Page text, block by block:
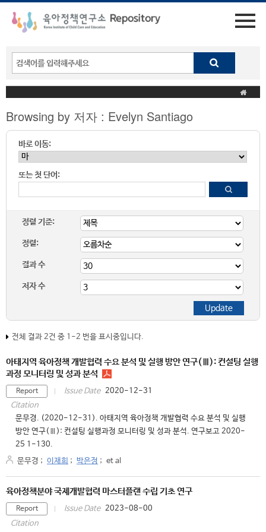
Browsing by 저자 : Evelyn Santiago
바로 이동:
또는 첫 단어:
정렬 기준:
정렬:
결과 수
저자 수
전체 결과 2건 중 1-2 번을 표시중입니다.
아태지역 육아정책 개발협력 수요 분석 및 실행 방안 연구(Ⅲ): 컨설팅 실행
과정 모니터링 및 성과 분석
Report Issue Date 2020-12-31
Citation
문무경. (2020-12-31). 아태지역 육아정책 개발협력 수요 분석 및 실행
방안 연구(Ⅲ): 컨설팅 실행과정 모니터링 및 성과 분석. 연구보고 2020-
25 1-130.
문무경 ; 이재희 ; 박은정 ; et al
육아정책분야 국제개발협력 마스터플랜 수립 기초 연구
Report Issue Date 2023-08-00
Citation